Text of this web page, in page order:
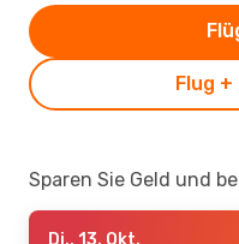
Flug
Sparen Sie Geld und
Di., 13. Okt.